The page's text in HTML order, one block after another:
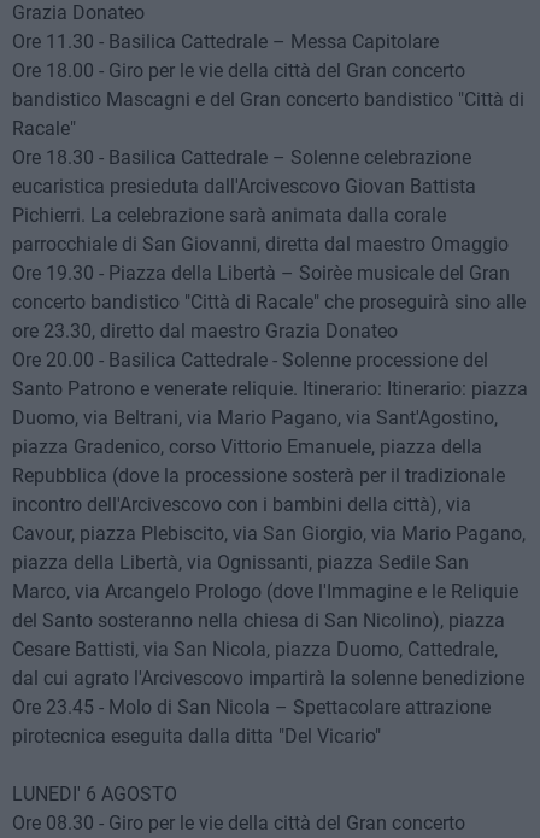
Grazia Donateo
Ore 11.30 - Basilica Cattedrale – Messa Capitolare
Ore 18.00 - Giro per le vie della città del Gran concerto
bandistico Mascagni e del Gran concerto bandistico "Città di
Racale"
Ore 18.30 - Basilica Cattedrale – Solenne celebrazione
eucaristica presieduta dall'Arcivescovo Giovan Battista
Pichierri. La celebrazione sarà animata dalla corale
parrocchiale di San Giovanni, diretta dal maestro Omaggio
Ore 19.30 - Piazza della Libertà – Soirèe musicale del Gran
concerto bandistico "Città di Racale" che proseguirà sino alle
ore 23.30, diretto dal maestro Grazia Donateo
Ore 20.00 - Basilica Cattedrale - Solenne processione del
Santo Patrono e venerate reliquie. Itinerario: Itinerario: piazza
Duomo, via Beltrani, via Mario Pagano, via Sant'Agostino,
piazza Gradenico, corso Vittorio Emanuele, piazza della
Repubblica (dove la processione sosterà per il tradizionale
incontro dell'Arcivescovo con i bambini della città), via
Cavour, piazza Plebiscito, via San Giorgio, via Mario Pagano,
piazza della Libertà, via Ognissanti, piazza Sedile San
Marco, via Arcangelo Prologo (dove l'Immagine e le Reliquie
del Santo sosteranno nella chiesa di San Nicolino), piazza
Cesare Battisti, via San Nicola, piazza Duomo, Cattedrale,
dal cui agrato l'Arcivescovo impartirà la solenne benedizione
Ore 23.45 - Molo di San Nicola – Spettacolare attrazione
pirotecnica eseguita dalla ditta "Del Vicario"
LUNEDI' 6 AGOSTO
Ore 08.30 - Giro per le vie della città del Gran concerto